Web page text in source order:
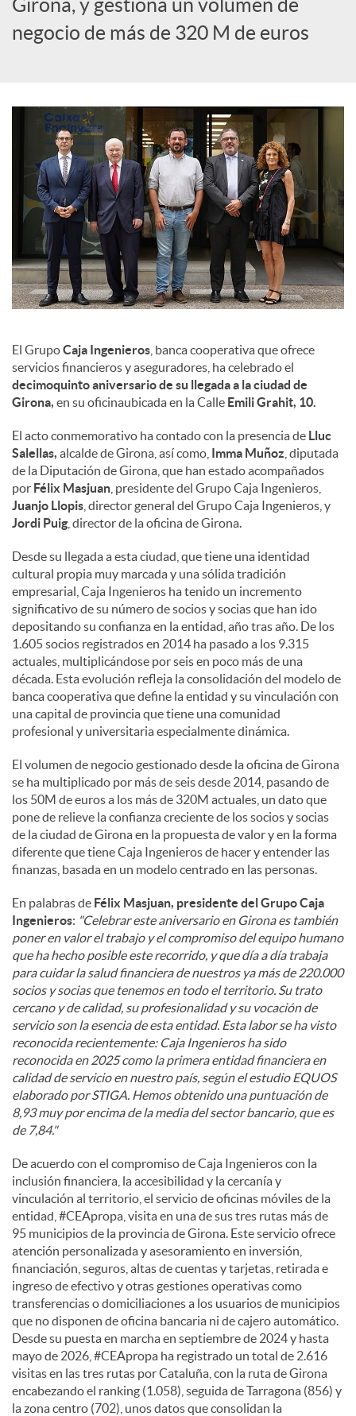
c
e
s
Girona, y gestiona un volumen de
negocio de más de 320 M de euros
El GrupoCaja Ingenieros , banca cooperativa que ofrece
servicios financieros y aseguradores, ha celebrado el
decimoquinto aniversario de su llegada a la ciudad de
Girona, en su oficinaubicada en la Calle Emili Grahit, 10.
El acto conmemorativo ha contado con la presencia de Lluc
Salellas, alcalde de Girona, así como, Imma Muñoz , diputada
de la Diputación de Girona, que han estado acompañados
por Félix Masjuan , presidente del Grupo Caja Ingenieros,
Juanjo Llopis , director general del Grupo Caja Ingenieros, y
Jordi Puig , director de la oficina de Girona.
Desde su llegada a esta ciudad, que tiene una identidad
cultural propia muy marcada y una sólida tradición
empresarial, Caja Ingenieros ha tenido un incremento
significativo de su número de socios y socias que han ido
depositando su confianza en la entidad, año tras año. De los
1.605 socios registrados en 2014 ha pasado a los 9.315
actuales, multiplicándose por seis en poco más de una
década. Esta evolución refleja la consolidación del modelo de
banca cooperativa que define la entidad y su vinculación con
una capital de provincia que tiene una comunidad
profesional y universitaria especialmente dinámica.
El volumen de negocio gestionado desde la oficina de Girona
se ha multiplicado por más de seis desde 2014, pasando de
los 50M de euros a los más de 320M actuales, un dato que
pone de relieve la confianza creciente de los socios y socias
de la ciudad de Girona en la propuesta de valor y en la forma
diferente que tiene Caja Ingenieros de hacer y entender las
finanzas, basada en un modelo centrado en las personas.
En palabras de Félix Masjuan, presidente del Grupo Caja
Ingenieros: "Celebrar este aniversario en Girona es también
poner en valor el trabajo y el compromiso del equipo humano
que ha hecho posible este recorrido, y que día a día trabaja
para cuidar la salud financiera de nuestros ya más de 220.000
socios y socias que tenemos en todo el territorio. Su trato
cercano y de calidad, su profesionalidad y su vocación de
servicio son la esencia de esta entidad. Esta labor se ha visto
reconocida recientemente: Caja Ingenieros ha sido
reconocida en 2025 como la primera entidad financiera en
calidad de servicio en nuestro país, según el estudio EQUOS
elaborado por STIGA. Hemos obtenido una puntuación de
8,93 muy por encima de la media del sector bancario, que es
de 7,84."
De acuerdo con el compromiso de Caja Ingenieros con la
inclusión financiera, la accesibilidad y la cercanía y
vinculación al territorio, el servicio de oficinas móviles de la
entidad, #CEApropa, visita en una de sus tres rutas más de
95 municipios de la provincia de Girona. Este servicio ofrece
atención personalizada y asesoramiento en inversión,
financiación, seguros, altas de cuentas y tarjetas, retirada e
ingreso de efectivo y otras gestiones operativas como
transferencias o domiciliaciones a los usuarios de municipios
que no disponen de oficina bancaria ni de cajero automático.
Desde su puesta en marcha en septiembre de 2024 y hasta
mayo de 2026, #CEApropa ha registrado un total de 2.616
visitas en las tres rutas por Cataluña, con la ruta de Girona
encabezando el ranking (1.058), seguida de Tarragona (856) y
la zona centro (702), unos datos que consolidan la